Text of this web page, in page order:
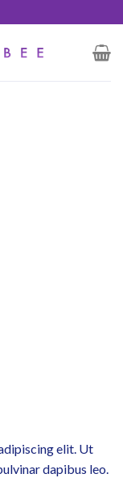
elit. Ut
dapibus leo.